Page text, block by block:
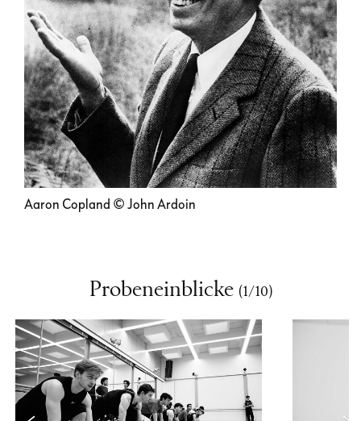
erhielt. Im Jahr 1982 wurde ihm zu Ehren
die Aaron Copland School of Music am
Queens College der City University of
New York gegründet.
Abdruck mit freundlicher Genehmigung von
Boosey & Hawkes
Aaron Copland © John Ardoin
Probeneinblicke (1/10)